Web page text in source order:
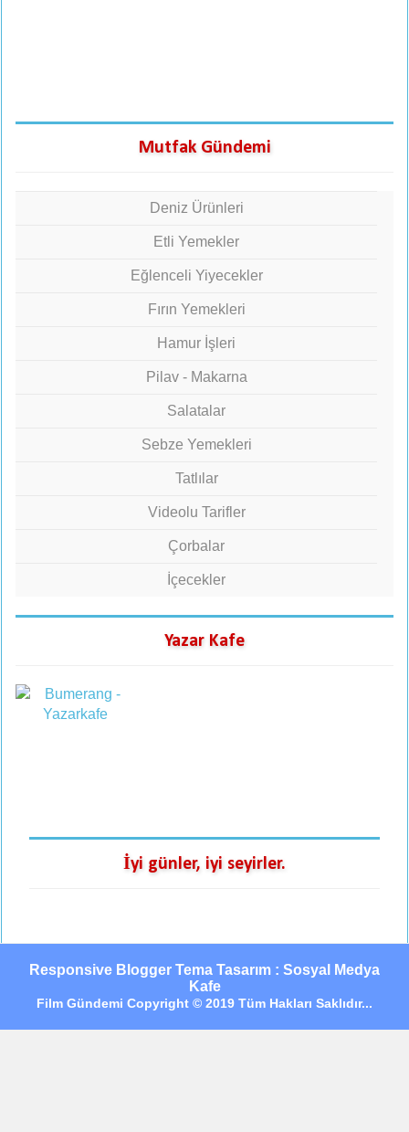
Mutfak Gündemi
Deniz Ürünleri
Etli Yemekler
Eğlenceli Yiyecekler
Fırın Yemekleri
Hamur İşleri
Pilav - Makarna
Salatalar
Sebze Yemekleri
Tatlılar
Videolu Tarifler
Çorbalar
İçecekler
Yazar Kafe
İyi günler, iyi seyirler.
Responsive Blogger Tema Tasarım : Sosyal Medya
Kafe
Film Gündemi Copyright © 2019 Tüm Hakları Saklıdır...